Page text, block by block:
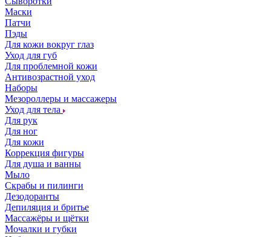
Маски
Патчи
Пэды
Для кожи вокруг глаз
Уход для губ
Для проблемной кожи
Антивозрастной уход
Наборы
Мезороллеры и массажеры
Уход для тела
Для рук
Для ног
Для кожи
Коррекция фигуры
Для душа и ванны
Мыло
Скрабы и пилинги
Дезодоранты
Депиляция и бритье
Массажёры и щётки
Мочалки и губки